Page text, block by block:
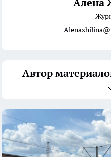
Алена
Автор